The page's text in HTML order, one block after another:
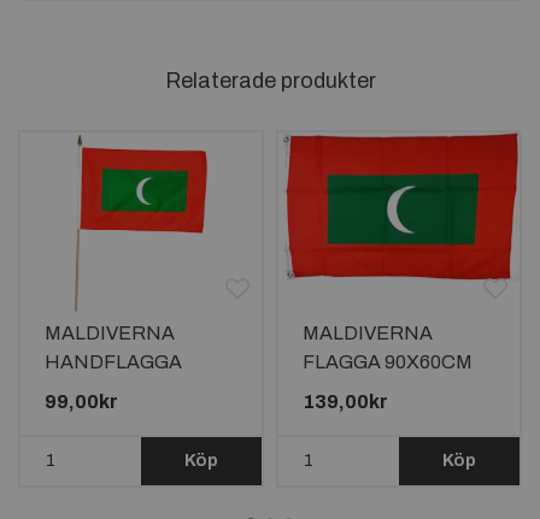
Relaterade produkter
MALDIVERNA
HANDFLAGGA
45X30CM
99,00kr
Köp
MALDIVERNA
FLAGGA 90X60CM
139,00kr
Köp